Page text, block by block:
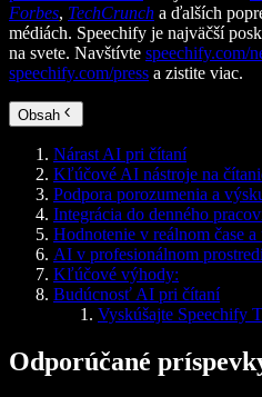
Forbes, TechCrunch a ďalších
médiách. Speechify je najväčší
na svete. Navštívte speechify.com/
speechify.com/press a zistite viac.
Obsah
Nárast AI pri čítaní
Kľúčové AI nástroje na
Podpora porozumenia a
Integrácia do denného
Hodnotenie v reálnom čase a
AI v profesionálnom
Kľúčové výhody:
Budúcnosť AI pri čítaní
Vyskúšajte Speechify
Odporúčané